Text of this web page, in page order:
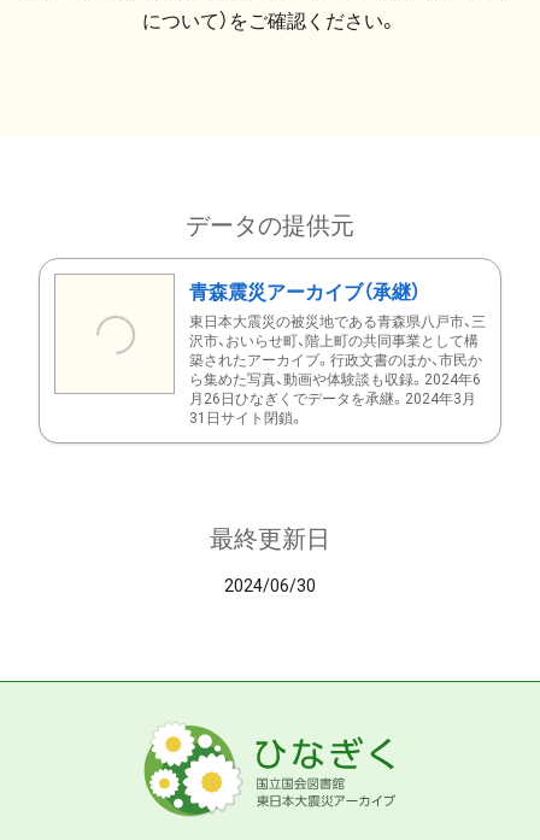
について）をご確認ください。
データの提供元
青森震災アーカイブ（承継）
東日本大震災の被災地である青森県八戸市、三
沢市、おいらせ町、階上町の共同事業として構
築されたアーカイブ。行政文書のほか、市民か
ら集めた写真、動画や体験談も収録。2024年6
月26日ひなぎくでデータを承継。2024年3月
31日サイト閉鎖。
最終更新日
2024/06/30